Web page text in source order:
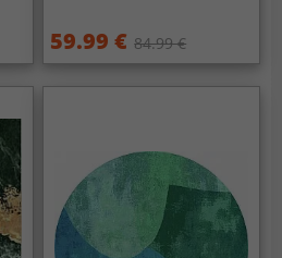
59.99 € 84.99 €